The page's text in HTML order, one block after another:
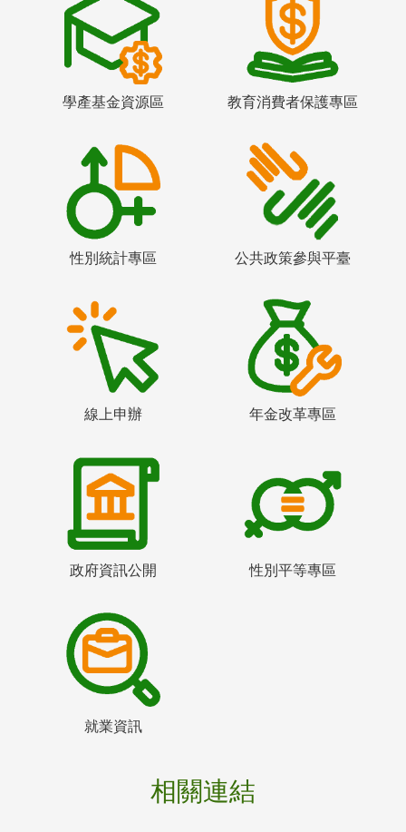
學產基金資源區 教育消費者保護專區
性別統計專區 公共政策參與平臺
線上申辦 年金改革專區
政府資訊公開 性別平等專區
就業資訊
相關連結